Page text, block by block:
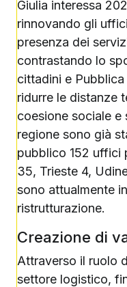
Giulia interessa
rinnovando gli
presenza dei
contrastando lo
cittadini e
ridurre le distanze
coesione sociale
regione sono già
pubblico 152 uffici
35, Trieste 4,
sono attualmente
ristrutturazione.
Creazione di
Attraverso il ruolo
settore logistico,